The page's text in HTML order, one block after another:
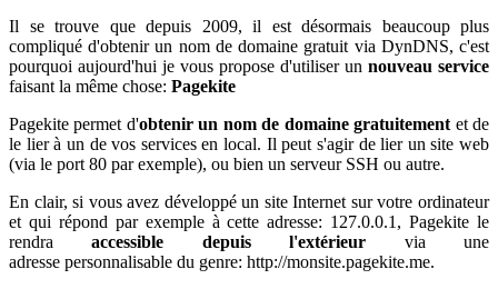
Il se trouve que depuis 2009, il est désormais beaucoup plus
compliqué d'obtenir un nom de domaine gratuit via DynDNS, c'est
pourquoi aujourd'hui je vous propose d'utiliser un nouveau service
faisant la même chose: Pagekite
Pagekite permet d'obtenir un nom de domaine gratuitement et de
le lier à un de vos services en local. Il peut s'agir de lier un site web
(via le port 80 par exemple), ou bien un serveur SSH ou autre.
En clair, si vous avez développé un site Internet sur votre ordinateur
et qui répond par exemple à cette adresse: 127.0.0.1, Pagekite le
rendraaccessible depuis l'extérieur via une
adresse personnalisable du genre: http://monsite.pagekite.me.